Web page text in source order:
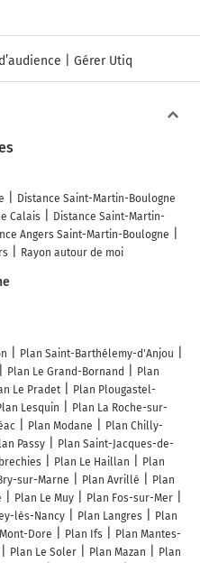
Gérer Utiq
Distance Saint-Martin-Boulogne
Calais
Distance Saint-Martin-
Angers Saint-Martin-Boulogne
Rayon autour de moi
Plan Saint-Barthélemy-d'Anjou
Plan Le Grand-Bornand
Plan
Le Pradet
Plan Plougastel-
Lesquin
Plan La Roche-sur-
Plan Modane
Plan Chilly-
Passy
Plan Saint-Jacques-de-
Plan Le Haillan
Plan
sur-Marne Plan Avrillé
Plan
Plan Le Muy
Plan Fos-sur-Mer
lès-Nancy Plan Langres
Plan
Dore Plan Ifs
Plan Mantes-
Plan Le Soler Plan Mazan Plan